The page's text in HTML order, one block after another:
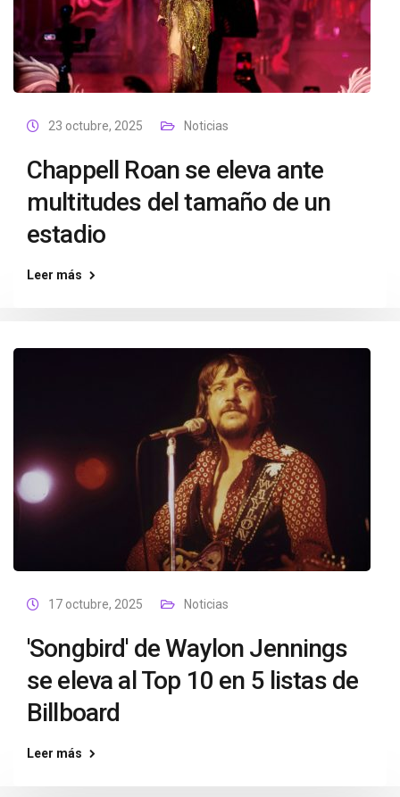
23 octubre, 2025 Noticias
Chappell Roan se eleva ante
multitudes del tamaño de un
estadio
Leer más
17 octubre, 2025 Noticias
'Songbird' de Waylon Jennings
se eleva al Top 10 en 5 listas de
Billboard
Leer más